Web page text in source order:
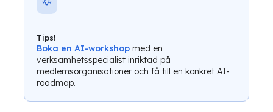
Tips!
Boka en AI-workshop med en
verksamhetsspecialist inriktad på
medlemsorganisationer och få till en konkret AI-
roadmap.